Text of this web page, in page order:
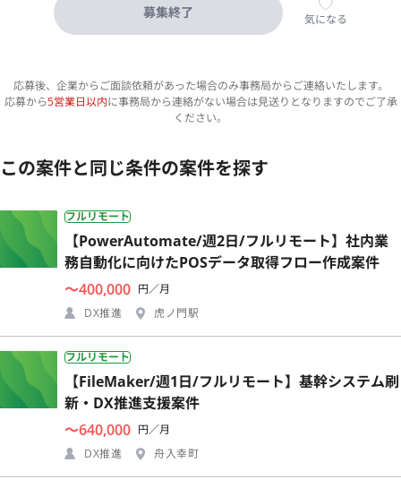
募集終了 気になる
応募後、企業からご面談依頼があった場合のみ事務局からご連絡いたします。
応募から5営業日以内に事務局から連絡がない場合は見送りとなりますのでご了承
ください。
この案件と同じ条件の案件を探す
フルリモート
【PowerAutomate/週2日/フルリモート】社内業
務自動化に向けたPOSデータ取得フロー作成案件
〜400,000 円／月
DX推進
虎ノ門駅
フルリモート
【FileMaker/週1日/フルリモート】基幹システム刷
新・DX推進支援案件
〜640,000 円／月
DX推進
舟入幸町